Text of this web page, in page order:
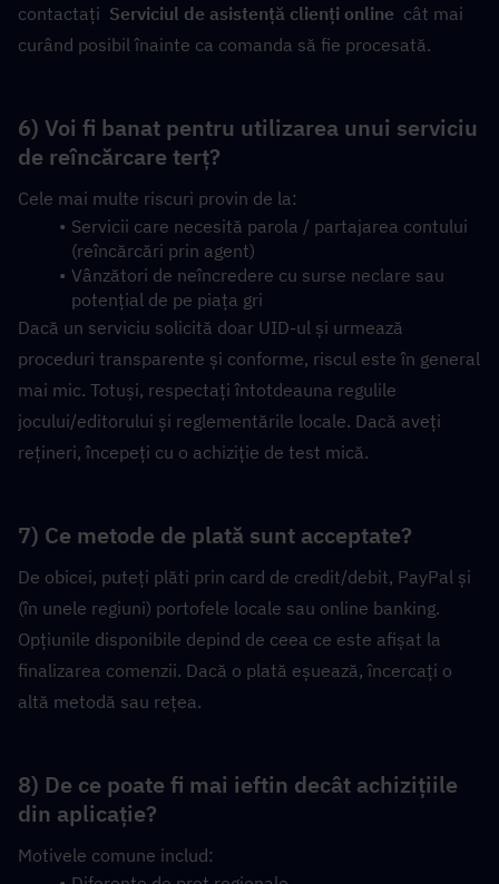
contactați Serviciul de asistență clienți online
  cât mai
curând posibil înainte ca comanda să fie procesată.
6) Voi fi banat pentru utilizarea unui serviciu
de reîncărcare terț?
Cele mai multe riscuri provin de la:
Servicii care necesită parola / partajarea contului
(reîncărcări prin agent)
Vânzători de neîncredere cu surse neclare sau
potențial de pe piața gri
Dacă un serviciu solicită doar UID-ul și urmează
proceduri transparente și conforme, riscul este în general
mai mic. Totuși, respectați întotdeauna regulile
jocului/editorului și reglementările locale. Dacă aveți
rețineri, începeți cu o achiziție de test mică.
7) Ce metode de plată sunt acceptate?
De obicei, puteți plăti prin card de credit/debit, PayPal și
(în unele regiuni) portofele locale sau online banking.
Opțiunile disponibile depind de ceea ce este afișat la
finalizarea comenzii. Dacă o plată eșuează, încercați o
altă metodă sau rețea.
8) De ce poate fi mai ieftin decât achizițiile
din aplicație?
Motivele comune includ: